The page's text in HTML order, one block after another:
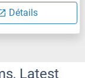
Détails
Latest